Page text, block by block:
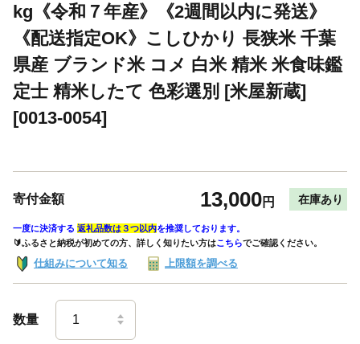
kg《令和７年産》《2週間以内に発送》
《配送指定OK》こしひかり 長狭米 千葉
県産 ブランド米 コメ 白米 精米 米食味鑑
定士 精米したて 色彩選別 [米屋新蔵]
[0013-0054]
寄付金額 13,000円 在庫あり
一度に決済する 返礼品数は３つ以内を推奨しております。
🔰ふるさと納税が初めての方、詳しく知りたい方はこちらでご確認ください。
仕組みについて知る 上限額を調べる
数量